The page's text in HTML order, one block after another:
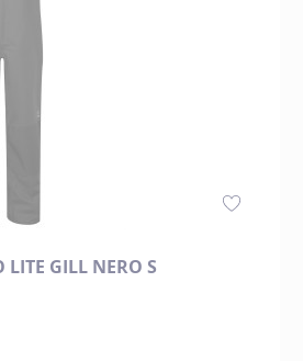
LITE GILL NERO S